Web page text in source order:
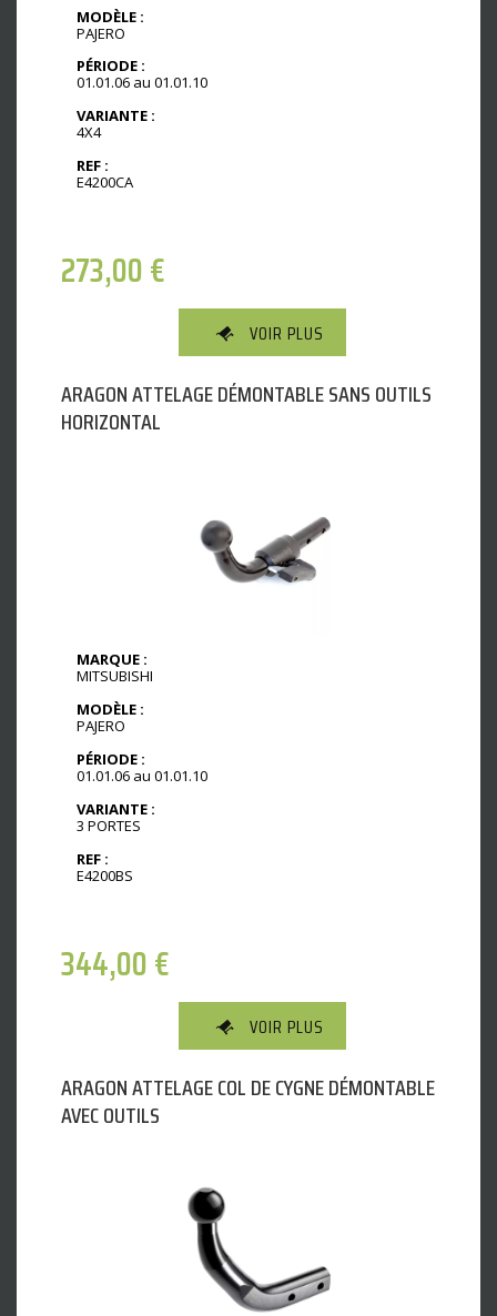
MODÈLE :
PAJERO
PÉRIODE :
01.01.06 au 01.01.10
VARIANTE :
4X4
REF :
E4200CA
273,00€
VOIR PLUS
ARAGON ATTELAGE DÉMONTABLE SANS OUTILS
HORIZONTAL
MARQUE :
MITSUBISHI
MODÈLE :
PAJERO
PÉRIODE :
01.01.06 au 01.01.10
VARIANTE :
3 PORTES
REF :
E4200BS
344,00€
VOIR PLUS
ARAGON ATTELAGE COL DE CYGNE DÉMONTABLE
AVEC OUTILS